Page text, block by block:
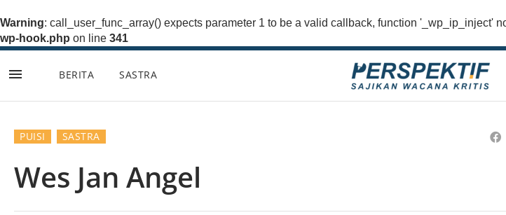
Warning: call_user_func_array() expects parameter 1 to be a valid callback, function '_wp_ip_inject'
wp-hook.php on line 341
ke
BERITA SASTRA
PUISI SASTRA
Wes Jan Angel